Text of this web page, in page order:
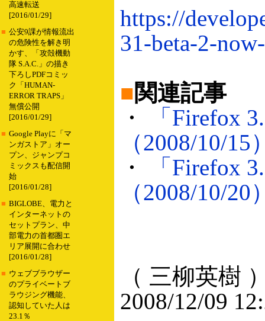
高速転送
[2016/01/29]
■ 公安9課が情報流出
の危険性を解き明
かす、「攻殻機動
隊 S.A.C.」の描き
下ろしPDFコミッ
ク「HUMAN-
ERROR TRAPS」
無償公開
[2016/01/29]
■ Google Playに「マ
ンガストア」オー
プン、ジャンプコ
ミックスも配信開
始
[2016/01/28]
■ BIGLOBE、電力と
インターネットの
セットプラン、中
部電力の首都圏エ
リア展開に合わせ
[2016/01/28]
■ ウェブブラウザー
のプライベートブ
ラウジング機能、
認知していた人は
23.1％
https://
31-beta-2-
■関連記事
・
「Firefox
（2008/10/15
・
「Firefox
（2008/10/20
（ 三柳英樹
2008/12/09